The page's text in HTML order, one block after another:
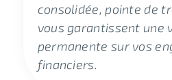
consolidée, pointe de
vous garantissent une
permanente sur vos
financiers.